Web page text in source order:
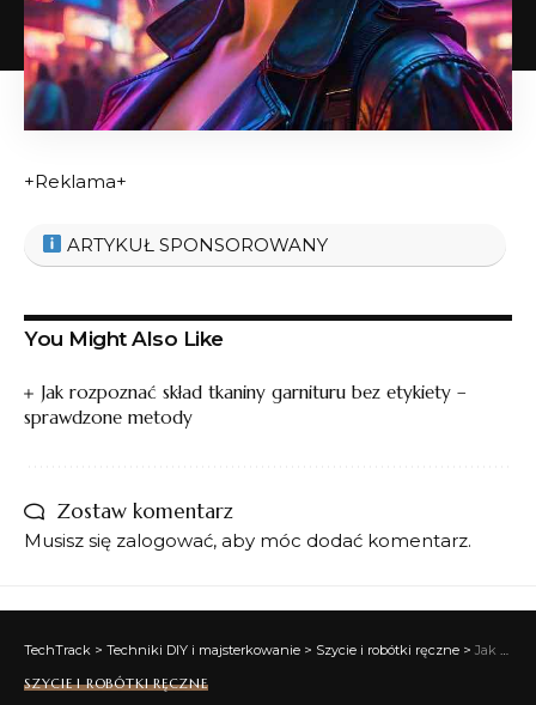
+Reklama+
ARTYKUŁ SPONSOROWANY
You Might Also Like
Jak rozpoznać skład tkaniny garnituru bez etykiety –
sprawdzone metody
Zostaw komentarz
Musisz się zalogować, aby móc dodać komentarz.
TechTrack > Techniki DIY i majsterkowanie > Szycie i robótki ręczne > Jak rozpoznać skład tkaniny garnituru bez etykiety – sprawdzone metody
SZYCIE I ROBÓTKI RĘCZNE